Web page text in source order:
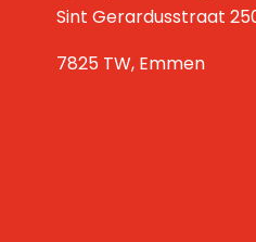
Sint Gerardusstraat
7825 TW, Emmen